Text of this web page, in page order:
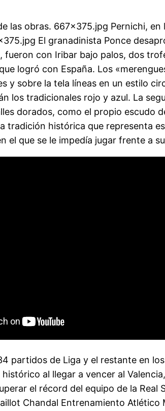
las obras. 667×375.jpg Pernichi,
El granadinista Ponce
fueron con Iribar bajo palos, dos
logró con España. Los
y sobre la tela líneas en un estilo
los tradicionales rojo y azul. La
dorados, como el propio escudo
tradición histórica que representa
el que se le impedía jugar frente a
partidos de Liga y el restante en
al llegar a vencer al
el récord del equipo de la Real
Chandal Entrenamiento